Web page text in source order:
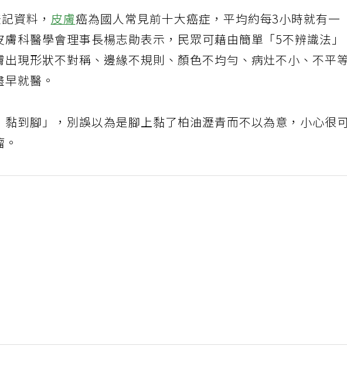
資料，皮膚癌為國人常見前十大癌症，平均約每3小時就有一
科醫學會理事長楊志勛表示，民眾可藉由簡單「5不辨識法」
出現形狀不對稱、邊緣不規則、顏色不均勻、病灶不小、不平
就醫。
到腳」，別誤以為是腳上黏了柏油瀝青而不以為意，小心很可